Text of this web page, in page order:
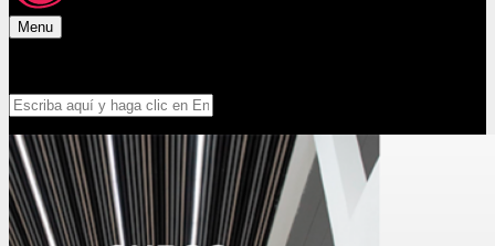
Menu